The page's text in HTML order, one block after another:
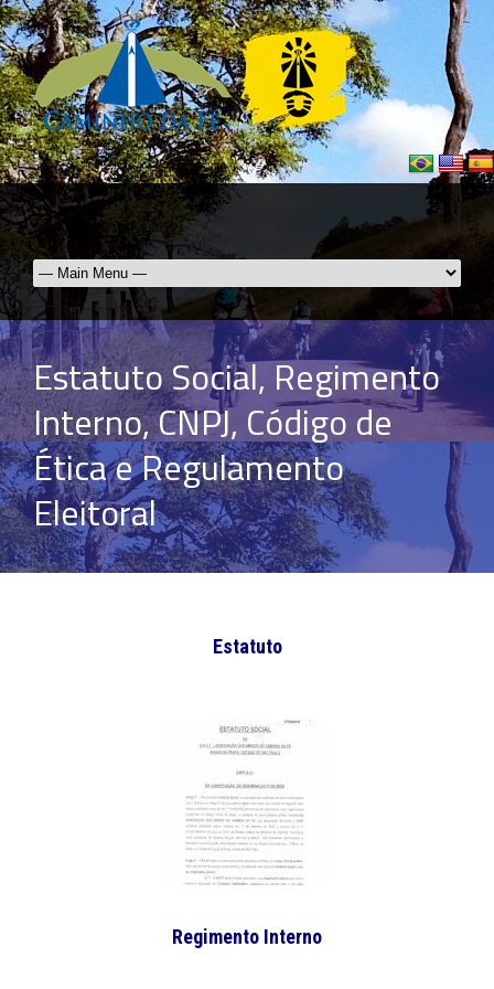
Estatuto Social, Regimento
Interno, CNPJ, Código de
Ética e Regulamento
Eleitoral
Estatuto
Regimento Interno